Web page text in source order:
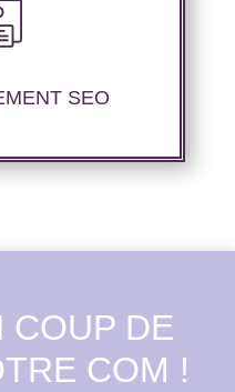
SEO
et un rapport de
pour vous aider à
en place.
COUP DE
COM !